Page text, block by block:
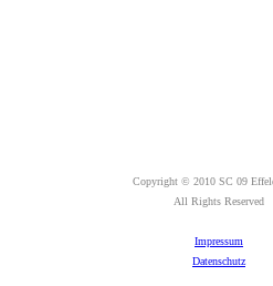
Copyright © 2010 SC 09
All Rights Reserved
Impressum
Datenschutz